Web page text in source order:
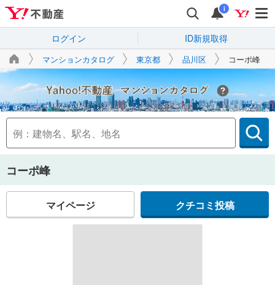
i
ログイン ID新規取得
マンションカタログ 東京都 品川区 コーポ峰
Yahoo!不動産
コーポ峰
マイページ クチコミ投稿